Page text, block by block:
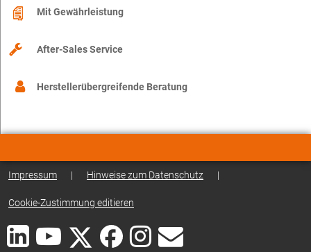
Mit Gewährleistung
After-Sales Service
Herstellerübergreifende Beratung
Impressum | Hinweise zum Datenschutz |
Cookie-Zustimmung editieren